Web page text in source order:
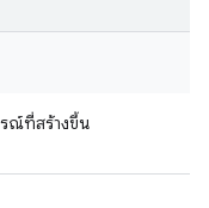
ณ์ที่สร้างขึ้น